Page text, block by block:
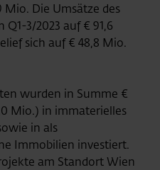
Mio. Die Umsätze des
3/2023 auf € 91,6
sich auf € 48,8 Mio.
wurden in Summe €
Mio.) in immaterielles
in als
Immobilien investiert.
am Standort Wien